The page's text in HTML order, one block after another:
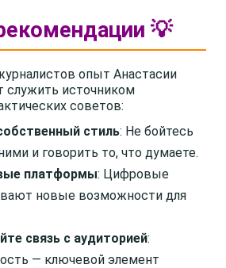
💡
опыт Анастасии
источником
советов:
стиль: Не бойтесь
и говорить то, что думаете.
платформы: Цифровые
новые возможности для
связь с аудиторией:
— ключевой элемент